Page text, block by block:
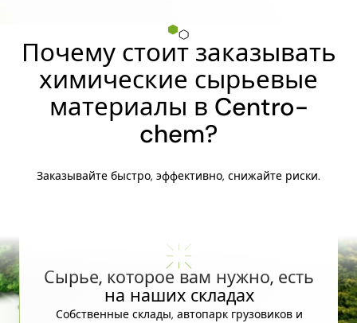
Почему стоит заказывать
химические сырьевые
материалы в Centro-
chem?
Заказывайте быстро, эффективно, снижайте риски.
Сырье, которое вам нужно, есть
на наших складах
Собственные склады, автопарк грузовиков и